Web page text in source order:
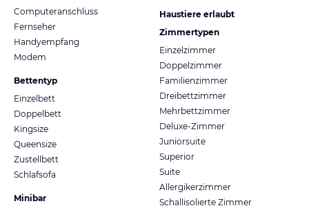
Computeranschluss
Fernseher
Handyempfang
Modem
Bettentyp
Einzelbett
Doppelbett
Kingsize
Queensize
Zustellbett
Schlafsofa
Minibar
Haustiere erlaubt
Zimmertypen
Einzelzimmer
Doppelzimmer
Familienzimmer
Dreibettzimmer
Mehrbettzimmer
Deluxe-Zimmer
Juniorsuite
Superior
Suite
Allergikerzimmer
Schallisolierte Zimmer